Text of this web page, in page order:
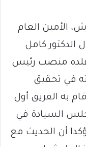
الأمين العام
الدكتور كامل
تقلده منصب رئيس
في تحقيق
به الفريق أول
السيادة في
أن الحديث مع